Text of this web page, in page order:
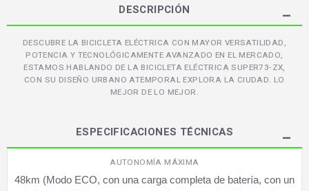
DESCRIPCIÓN
DESCUBRE LA BICICLETA ELÉCTRICA CON MAYOR VERSATILIDAD,
POTENCIA Y TECNOLÓGICAMENTE AVANZADO EN EL MERCADO,
ESTAMOS HABLANDO DE LA BICICLETA ELÉCTRICA SUPER73-ZX,
CON SU DISEÑO URBANO ATEMPORAL EXPLORA LA CIUDAD. LO
MEJOR DE LO MEJOR.
ESPECIFICACIONES TÉCNICAS
AUTONOMÍA MÁXIMA
48km (Modo ECO, con una carga completa de batería, con un